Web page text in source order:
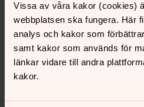
Vissa av våra kakor (cookies)
webbplatsen ska fungera. Här
analys och kakor som
samt kakor som används för
länkar vidare till andra
kakor.
Direkt:
054-14 14 11
SMS:
073-060
E-post: